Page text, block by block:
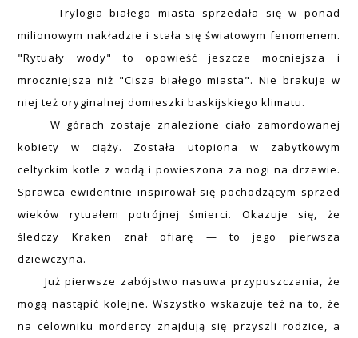
Trylogia białego miasta sprzedała się w ponad
milionowym nakładzie i stała się światowym fenomenem.
"Rytuały wody" to opowieść jeszcze mocniejsza i
mroczniejsza niż "Cisza białego miasta". Nie brakuje w
niej też oryginalnej domieszki baskijskiego klimatu.
W górach zostaje znalezione ciało zamordowanej
kobiety w ciąży. Została utopiona w zabytkowym
celtyckim kotle z wodą i powieszona za nogi na drzewie.
Sprawca ewidentnie inspirował się pochodzącym sprzed
wieków rytuałem potrójnej śmierci. Okazuje się, że
śledczy Kraken znał ofiarę — to jego pierwsza
dziewczyna.
Już pierwsze zabójstwo nasuwa przypuszczania, że
mogą nastąpić kolejne. Wszystko wskazuje też na to, że
na celowniku mordercy znajdują się przyszli rodzice, a